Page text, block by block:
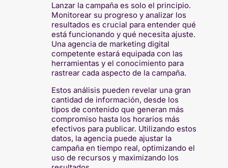
Lanzar la campaña es solo el principio.
Monitorear su progreso y analizar los
resultados es crucial para entender qué
está funcionando y qué necesita ajuste.
Una agencia de marketing digital
competente estará equipada con las
herramientas y el conocimiento para
rastrear cada aspecto de la campaña.
Estos análisis pueden revelar una gran
cantidad de información, desde los
tipos de contenido que generan más
compromiso hasta los horarios más
efectivos para publicar. Utilizando estos
datos, la agencia puede ajustar la
campaña en tiempo real, optimizando el
uso de recursos y maximizando los